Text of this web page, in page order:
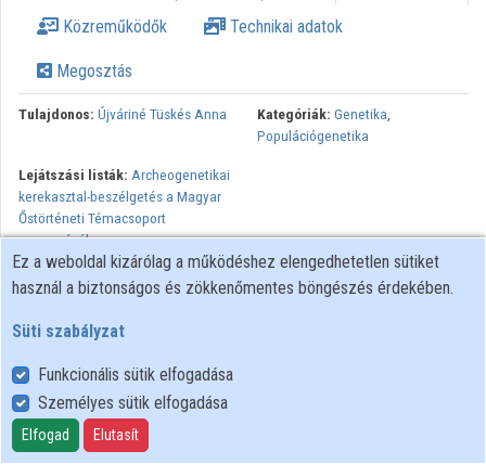
Közreműködők Technikai adatok
Megosztás
Tulajdonos: Újváriné Tüskés Anna Kategóriák: Genetika,
Populációgenetika
Lejátszási listák: Archeogenetikai
kerekasztal-beszélgetés a Magyar
Őstörténeti Témacsoport
szervezésében
Minden jog fenntartva.
Felhasználói szabályzat
Adatkezelési tájékoztató
Süti szabályzat
Ez a weboldal kizárólag a működéshez elengedhetetlen sütiket
használ a biztonságos és zökkenőmentes böngészés érdekében.
Süti szabályzat
Funkcionális sütik elfogadása
Személyes sütik elfogadása
Elfogad Elutasít